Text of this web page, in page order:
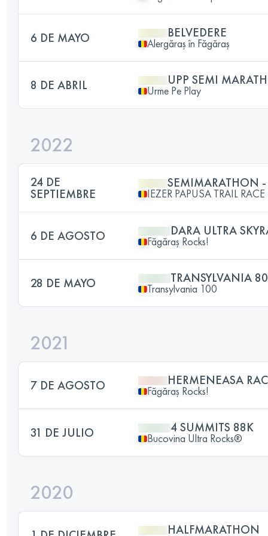
6 DE MAYO BELVEDERE
Alergăraș în Făgăraș
8 DE ABRIL UPP SEMI
Urme Pe Play
2022
24 DE
SEPTIEMBRE
SEMIMARATHON
IEZER PAPUSA TRAIL RACE
6 DE AGOSTO DARA ULTRA
Făgăraș Rocks!
28 DE MAYO TRANSYLVANIA
Transylvania 100
2021
7 DE AGOSTO HERMENEASA
Făgăraș Rocks!
31 DE JULIO 4 SUMMITS 88K
Bucovina Ultra Rocks®
2020
HALFMARATHON